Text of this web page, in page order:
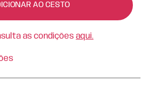
AO CESTO
as condições aqui.